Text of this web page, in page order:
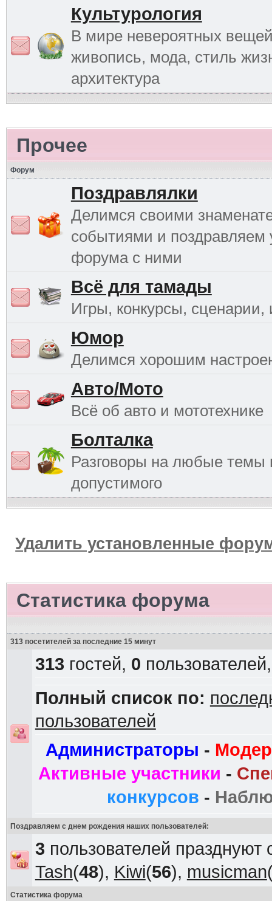
Культурология
В мире невероятных
живопись, мода, стиль
архитектура
Прочее
Форум
Поздравлялки
Делимся своими
событиями и поздравляем
форума с ними
Всё для тамады
Игры, конкурсы, сценарии,
Юмор
Делимся хорошим
Авто/Мото
Всё об авто и мототехнике
Болталка
Разговоры на любые темы
допустимого
Удалить установленные
Статистика форума
313 посетителей за последние 15 минут
313 гостей, 0
Полный список по:
пользователей
Администраторы -
Активные участники -
конкурсов -
Поздравляем с днем рождения наших пользователей:
3 пользователей
Tash(48), Kiwi(56), musicman
Статистика форума